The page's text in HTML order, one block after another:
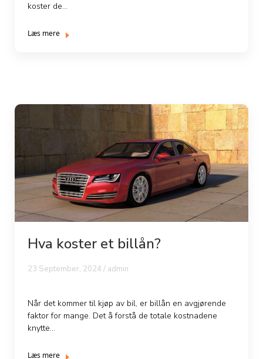
koster de...
Læs mere
Hva koster et billån?
23 September, 2024 / admin
Når det kommer til kjøp av bil, er billån en avgjørende
faktor for mange. Det å forstå de totale kostnadene
knytte...
Læs mere